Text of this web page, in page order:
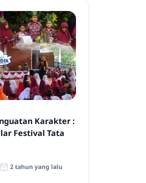
Karakter :
Festival Tata
2 tahun yang lalu